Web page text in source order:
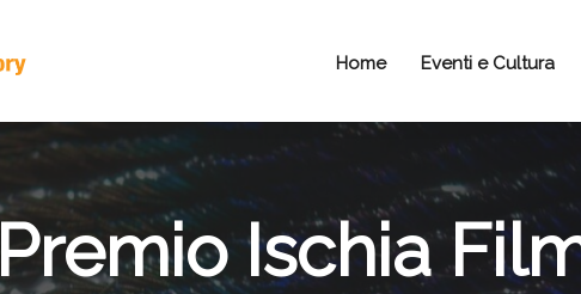
Home Eventi e Cultura
Premio Ischia